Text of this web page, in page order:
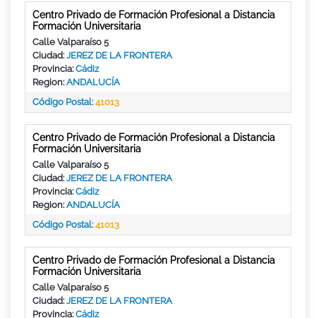
Centro Privado de Formación Profesional a Distancia
Formación Universitaria
Calle Valparaíso 5
Ciudad:JEREZ DE LA FRONTERA
Provincia:Cádiz
Region:ANDALUCÍA
Código Postal:41013
Centro Privado de Formación Profesional a Distancia
Formación Universitaria
Calle Valparaíso 5
Ciudad:JEREZ DE LA FRONTERA
Provincia:Cádiz
Region:ANDALUCÍA
Código Postal:41013
Centro Privado de Formación Profesional a Distancia
Formación Universitaria
Calle Valparaíso 5
Ciudad:JEREZ DE LA FRONTERA
Provincia:Cádiz